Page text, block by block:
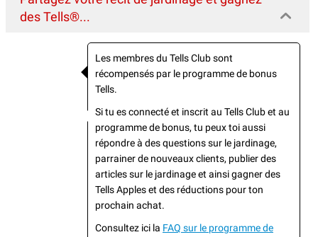
des Tells®...
Les membres du Tells Club sont
récompensés par le programme de bonus
Tells.
Si tu es connecté et inscrit au Tells Club et au
programme de bonus, tu peux toi aussi
répondre à des questions sur le jardinage,
parrainer de nouveaux clients, publier des
articles sur le jardinage et ainsi gagner des
Tells Apples et des réductions pour ton
prochain achat.
Consultez ici la FAQ sur le programme de